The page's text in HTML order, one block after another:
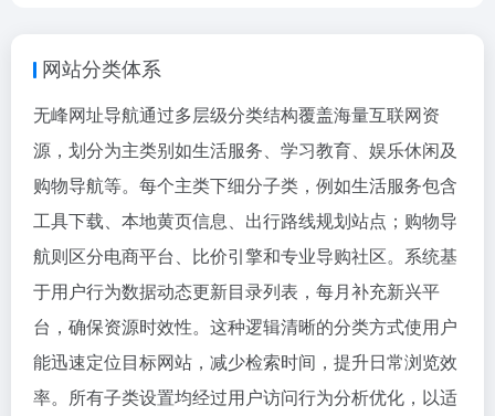
网站分类体系
无峰网址导航通过多层级分类结构覆盖海量互联网资
源，划分为主类别如生活服务、学习教育、娱乐休闲及
购物导航等。每个主类下细分子类，例如生活服务包含
工具下载、本地黄页信息、出行路线规划站点；购物导
航则区分电商平台、比价引擎和专业导购社区。系统基
于用户行为数据动态更新目录列表，每月补充新兴平
台，确保资源时效性。这种逻辑清晰的分类方式使用户
能迅速定位目标网站，减少检索时间，提升日常浏览效
率。所有子类设置均经过用户访问行为分析优化，以适